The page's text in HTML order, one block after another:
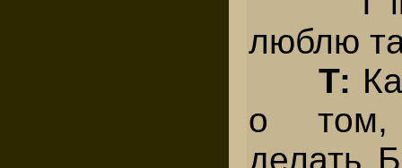
люблю
Т:
о том,
делать